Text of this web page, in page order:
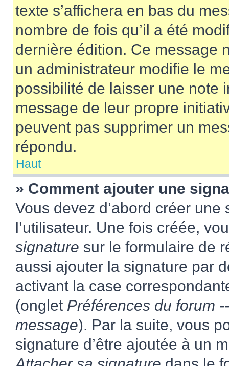
texte s’affichera en bas du
nombre de fois qu’il a été
dernière édition. Ce message
un administrateur modifie le
possibilité de laisser une note
message de leur propre
peuvent pas supprimer un
répondu.
Haut
» Comment ajouter une
Vous devez d’abord créer
l’utilisateur. Une fois créée,
signature sur le formulaire de
aussi ajouter la signature par
activant la case
(onglet Préférences du forum
message). Par la suite, vous
signature d’être ajoutée à un